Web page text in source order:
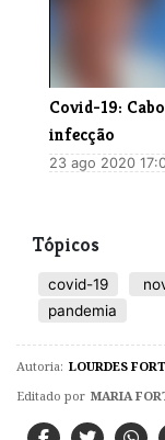
Covid-19:
infecção
23 ago 2020
Tópicos
covid-19
pandemia
Autoria: LOURDES
Editado por MARIA